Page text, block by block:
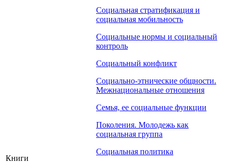
Книги
Социальная стратификация и
социальная мобильность
Социальные нормы и социальный
контроль
Социальный конфликт
Социально-этнические общности.
Межнациональные отношения
Семья, ее социальные функции
Поколения. Молодежь как
социальная группа
Социальная политика